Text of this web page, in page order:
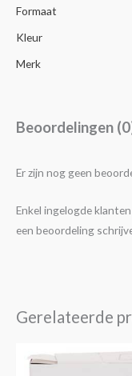
Formaat
Kleur
Merk
Beoordelingen
Er zijn nog geen
Enkel ingelogde
een beoordeling
Gerelateerde